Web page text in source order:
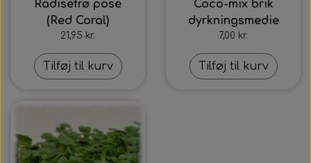
Radisefrø pose
(Red Coral)
21,95 kr.
Tilføj til kurv
Coco-mix brik
dyrkningsmedie
7,00 kr.
Tilføj til kurv